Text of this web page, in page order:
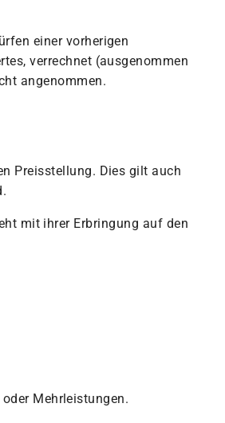
einer vorherigen
verrechnet (ausgenommen
angenommen.
Preisstellung. Dies gilt auch
mit ihrer Erbringung auf den
Mehrleistungen.